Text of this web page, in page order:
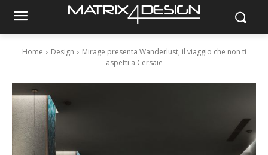
Home Design
Mirage presenta Wanderlust, il viaggio che non ti
aspetti a Cersaie